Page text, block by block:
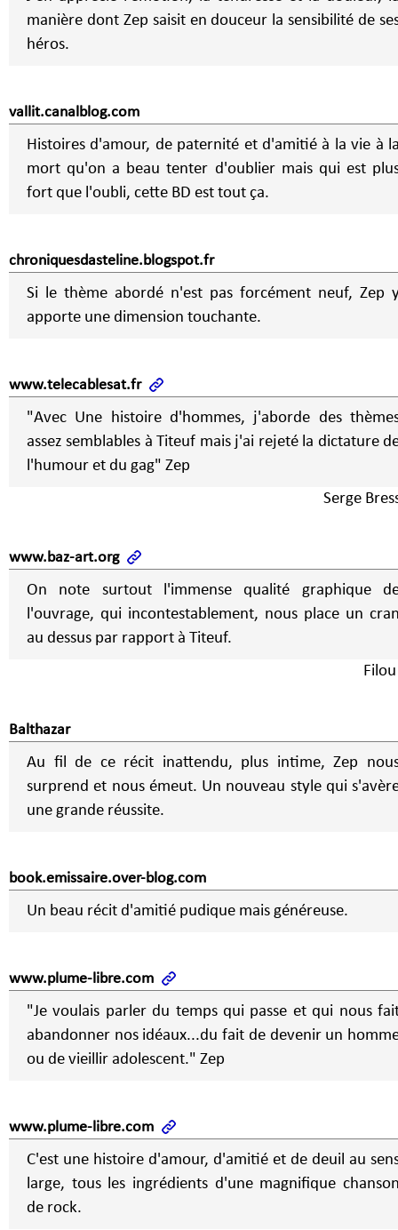
manière dont Zep saisit en douceur la sensibilité de
héros.
vallit.canalblog.com
Histoires d'amour, de paternité et d'amitié à la vie à
mort qu'on a beau tenter d'oublier mais qui est
fort que l'oubli, cette BD est tout ça.
chroniquesdasteline.blogspot.fr
Si le thème abordé n'est pas forcément neuf, Zep
apporte une dimension touchante.
www.telecablesat.fr
"Avec Une histoire d'hommes, j'aborde des
assez semblables à Titeuf mais j'ai rejeté la dictature
l'humour et du gag" Zep
Serge
www.baz-art.org
On note surtout l'immense qualité graphique
l'ouvrage, qui incontestablement, nous place un
au dessus par rapport à Titeuf.
Balthazar
Au fil de ce récit inattendu, plus intime, Zep
surprend et nous émeut. Un nouveau style qui
une grande réussite.
book.emissaire.over-blog.com
Un beau récit d'amitié pudique mais généreuse.
www.plume-libre.com
"Je voulais parler du temps qui passe et qui nous
abandonner nos idéaux...du fait de devenir un
ou de vieillir adolescent." Zep
www.plume-libre.com
C'est une histoire d'amour, d'amitié et de deuil au
large, tous les ingrédients d'une magnifique
de rock.